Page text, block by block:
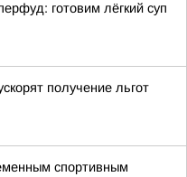
готовим лёгкий суп
получение льгот
спортивным